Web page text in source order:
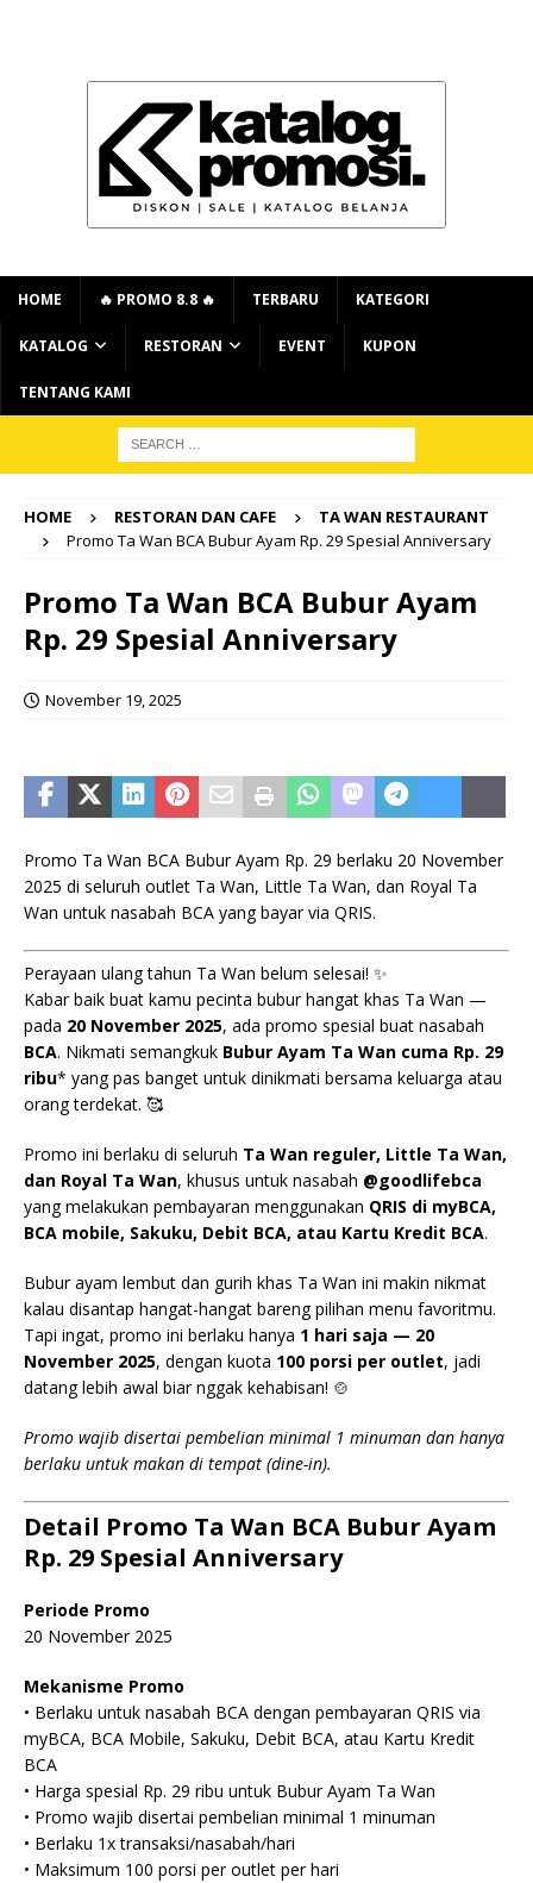
HOME 🔥 PROMO 8.8 🔥 TERBARU KATEGORI
KATALOG RESTORAN EVENT KUPON
TENTANG KAMI
HOME RESTORAN DAN CAFE
TA WAN RESTAURANT
Promo Ta Wan BCA Bubur Ayam Rp. 29 Spesial Anniversary
Promo Ta Wan BCA Bubur Ayam
Rp. 29 Spesial Anniversary
November 19, 2025
Promo Ta Wan BCA Bubur Ayam Rp. 29 berlaku 20 November
2025 di seluruh outlet Ta Wan, Little Ta Wan, dan Royal Ta
Wan untuk nasabah BCA yang bayar via QRIS.
Perayaan ulang tahun Ta Wan belum selesai! ✨
Kabar baik buat kamu pecinta bubur hangat khas Ta Wan —
pada 20 November 2025, ada promo spesial buat nasabah
BCA. Nikmati semangkuk Bubur Ayam Ta Wan cuma Rp. 29
ribu* yang pas banget untuk dinikmati bersama keluarga atau
orang terdekat. 🥰
Promo ini berlaku di seluruh Ta Wan reguler, Little Ta Wan,
dan Royal Ta Wan, khusus untuk nasabah @goodlifebca
yang melakukan pembayaran menggunakan QRIS di myBCA,
BCA mobile, Sakuku, Debit BCA, atau Kartu Kredit BCA.
Bubur ayam lembut dan gurih khas Ta Wan ini makin nikmat
kalau disantap hangat-hangat bareng pilihan menu favoritmu.
Tapi ingat, promo ini berlaku hanya 1 hari saja — 20
November 2025, dengan kuota 100 porsi per outlet, jadi
datang lebih awal biar nggak kehabisan! 🍲
Promo wajib disertai pembelian minimal 1 minuman dan hanya
berlaku untuk makan di tempat (dine-in).
Detail Promo Ta Wan BCA Bubur Ayam
Rp. 29 Spesial Anniversary
Periode Promo
20 November 2025
Mekanisme Promo
• Berlaku untuk nasabah BCA dengan pembayaran QRIS via
myBCA, BCA Mobile, Sakuku, Debit BCA, atau Kartu Kredit
BCA
• Harga spesial Rp. 29 ribu untuk Bubur Ayam Ta Wan
• Promo wajib disertai pembelian minimal 1 minuman
• Berlaku 1x transaksi/nasabah/hari
• Maksimum 100 porsi per outlet per hari